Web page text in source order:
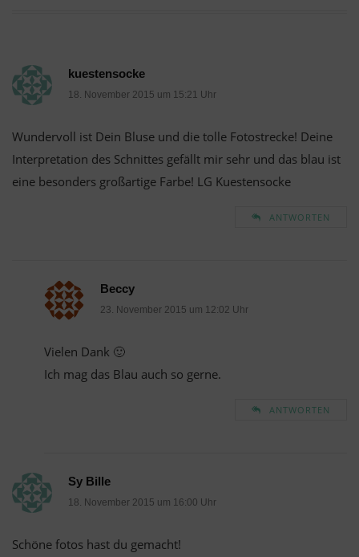
kuestensocke
18. November 2015 um 15:21 Uhr
Wundervoll ist Dein Bluse und die tolle Fotostrecke! Deine
Interpretation des Schnittes gefällt mir sehr und das blau ist
eine besonders großartige Farbe! LG Kuestensocke
ANTWORTEN
Beccy
23. November 2015 um 12:02 Uhr
Vielen Dank 🙂
Ich mag das Blau auch so gerne.
ANTWORTEN
Sy Bille
18. November 2015 um 16:00 Uhr
Schöne fotos hast du gemacht!